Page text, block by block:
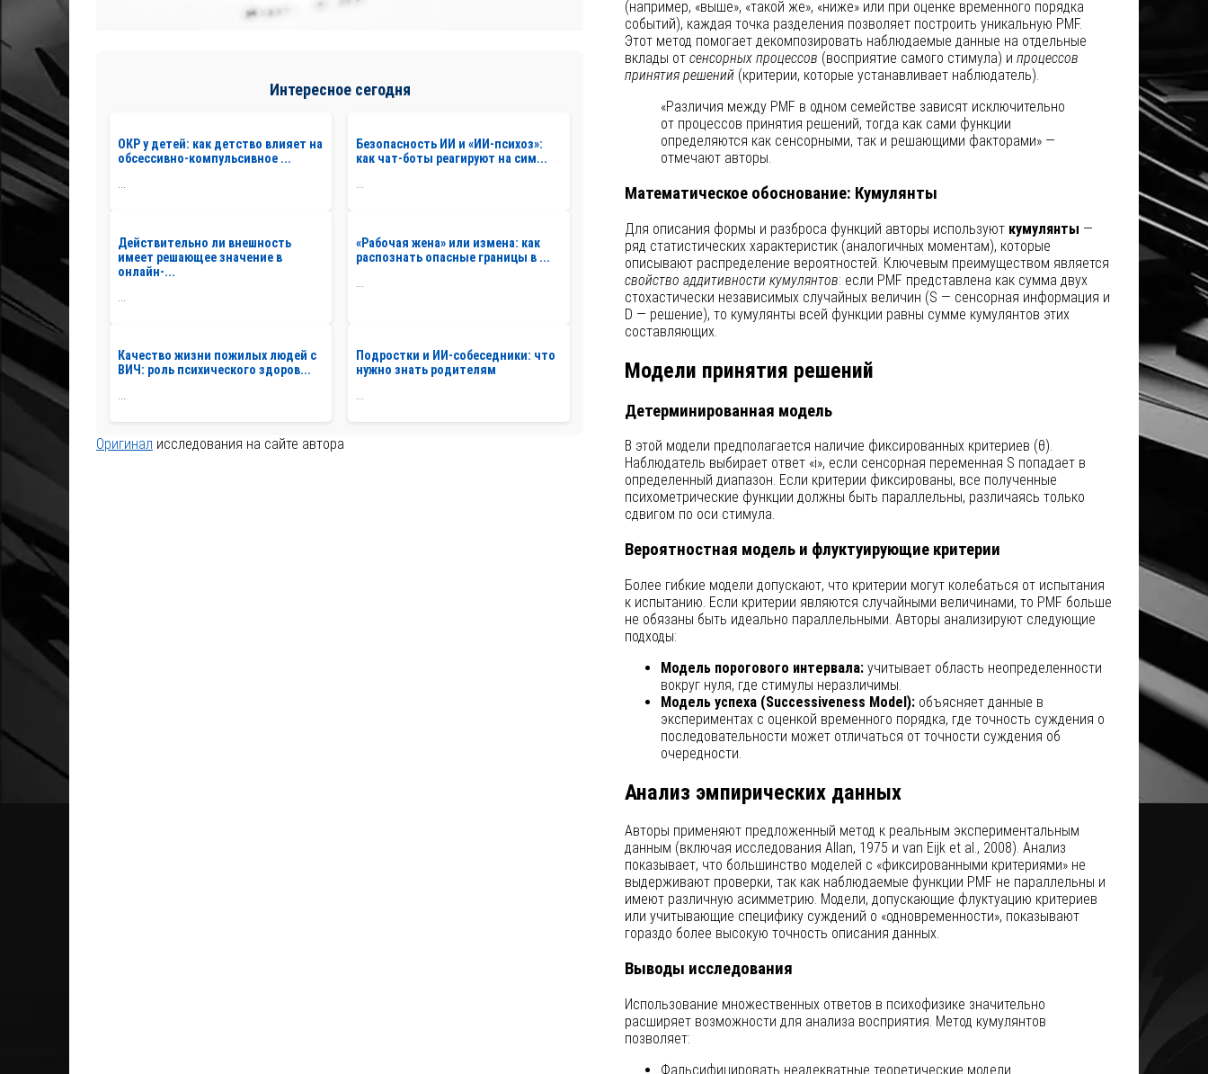
Интересное сегодня
ОКР у детей: как детство влияет на
обсессивно-компульсивное ...
...
Безопасность ИИ и «ИИ-психоз»:
как чат-боты реагируют на сим...
...
Действительно ли внешность
имеет решающее значение в
онлайн-...
«Рабочая жена» или измена: как
распознать опасные границы в ...
Качество жизни пожилых людей с
ВИЧ: роль психического здоров...
...
Подростки и ИИ-собеседники: что
нужно знать родителям
...
Оригинал исследования на сайте автора
(например, «выше», «такой же», «ниже» или при оценке временного порядка
событий), каждая точка разделения позволяет построить уникальную PMF.
Этот метод помогает декомпозировать наблюдаемые данные на отдельные
вклады от сенсорных процессов (восприятие самого стимула) и процессов
принятия решений (критерии, которые устанавливает наблюдатель).
«Различия между PMF в одном семействе зависят исключительно
от процессов принятия решений, тогда как сами функции
определяются как сенсорными, так и решающими факторами» —
отмечают авторы.
Математическое обоснование: Кумулянты
Для описания формы и разброса функций авторы используют кумулянты —
ряд статистических характеристик (аналогичных моментам), которые
описывают распределение вероятностей. Ключевым преимуществом является
свойство аддитивности кумулянтов: если PMF представлена как сумма двух
стохастически независимых случайных величин (S — сенсорная информация и
D — решение), то кумулянты всей функции равны сумме кумулянтов этих
составляющих.
Модели принятия решений
Детерминированная модель
В этой модели предполагается наличие фиксированных критериев (θ).
Наблюдатель выбирает ответ «i», если сенсорная переменная S попадает в
определенный диапазон. Если критерии фиксированы, все полученные
психометрические функции должны быть параллельны, различаясь только
сдвигом по оси стимула.
Вероятностная модель и флуктуирующие критерии
Более гибкие модели допускают, что критерии могут колебаться от испытания
к испытанию. Если критерии являются случайными величинами, то PMF больше
не обязаны быть идеально параллельными. Авторы анализируют следующие
подходы:
Модель порогового интервала:учитывает область неопределенности
вокруг нуля, где стимулы неразличимы.
Модель успеха (Successiveness Model):объясняет данные в
экспериментах с оценкой временного порядка, где точность суждения о
последовательности может отличаться от точности суждения об
очередности.
Анализ эмпирических данных
Авторы применяют предложенный метод к реальным экспериментальным
данным (включая исследования Allan, 1975 и van Eijk et al., 2008). Анализ
показывает, что большинство моделей с «фиксированными критериями» не
выдерживают проверки, так как наблюдаемые функции PMF не параллельны и
имеют различную асимметрию. Модели, допускающие флуктуацию критериев
или учитывающие специфику суждений о «одновременности», показывают
гораздо более высокую точность описания данных.
Выводы исследования
Использование множественных ответов в психофизике значительно
расширяет возможности для анализа восприятия. Метод кумулянтов
позволяет:
Фальсифицировать неадекватные теоретические модели.